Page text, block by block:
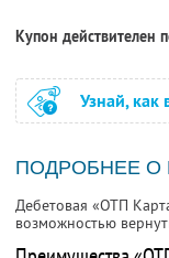
Купон действителен
Узнай, как
ПОДРОБНЕЕ О
Дебетовая «ОТП
возможностью